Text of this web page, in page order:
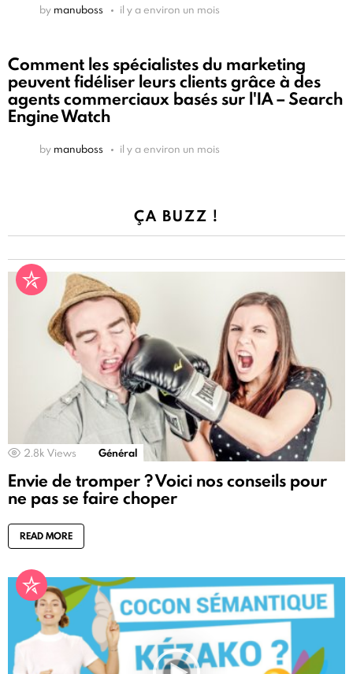
by manuboss il y a environ un mois
Comment les spécialistes du marketing
peuvent fidéliser leurs clients grâce à des
agents commerciaux basés sur l'IA – Search
Engine Watch
by manuboss il y a environ un mois
ÇA BUZZ !
2.8k Views Général
Envie de tromper ? Voici nos conseils pour
ne pas se faire choper
READ MORE